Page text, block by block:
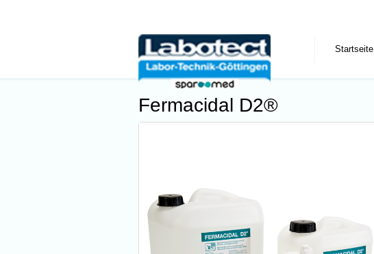
Startseite
Fermacidal D2®